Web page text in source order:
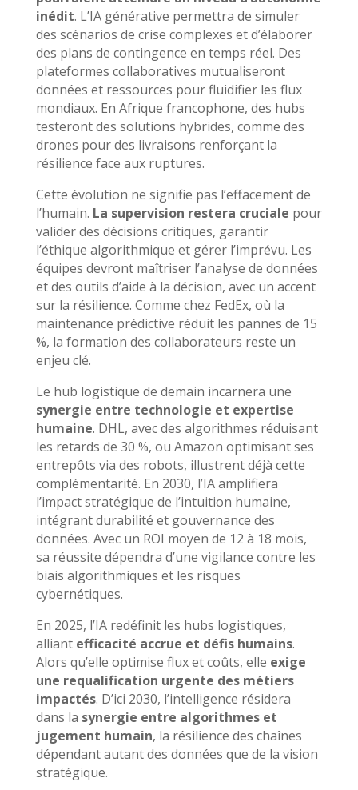
inédit. L’IA générative permettra de simuler
des scénarios de crise complexes et d’élaborer
des plans de contingence en temps réel. Des
plateformes collaboratives mutualiseront
données et ressources pour fluidifier les flux
mondiaux. En Afrique francophone, des hubs
testeront des solutions hybrides, comme des
drones pour des livraisons renforçant la
résilience face aux ruptures.
Cette évolution ne signifie pas l’effacement de
l’humain. La supervision restera cruciale pour
valider des décisions critiques, garantir
l’éthique algorithmique et gérer l’imprévu. Les
équipes devront maîtriser l’analyse de données
et des outils d’aide à la décision, avec un accent
sur la résilience. Comme chez FedEx, où la
maintenance prédictive réduit les pannes de 15
%, la formation des collaborateurs reste un
enjeu clé.
Le hub logistique de demain incarnera une
synergie entre technologie et expertise
humaine. DHL, avec des algorithmes réduisant
les retards de 30 %, ou Amazon optimisant ses
entrepôts via des robots, illustrent déjà cette
complémentarité. En 2030, l’IA amplifiera
l’impact stratégique de l’intuition humaine,
intégrant durabilité et gouvernance des
données. Avec un ROI moyen de 12 à 18 mois,
sa réussite dépendra d’une vigilance contre les
biais algorithmiques et les risques
cybernétiques.
En 2025, l’IA redéfinit les hubs logistiques,
alliant efficacité accrue et défis humains.
Alors qu’elle optimise flux et coûts, elle exige
une requalification urgente des métiers
impactés. D’ici 2030, l’intelligence résidera
dans la synergie entre algorithmes et
jugement humain, la résilience des chaînes
dépendant autant des données que de la vision
stratégique.